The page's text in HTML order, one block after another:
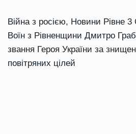
Війна з росією, Новини Рівне 3
Воїн з Рівненщини Дмитро
звання Героя України за
повітряних цілей